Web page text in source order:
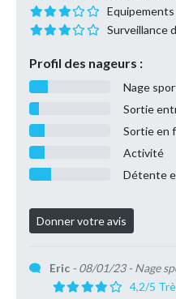
Equipements
Surveillance
Profil des nageurs :
Nage
Sortie
Sortie en
Activité
Détente
Eric - 08/01/23- Nage
4,2/5